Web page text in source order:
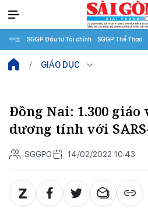
中文 SGGP Đầu tư Tài chính SGGP Thể Thao
GIÁO DỤC
Đồng Nai: 1.300
dương tính với
SGGPO 14/02/2022 10:43